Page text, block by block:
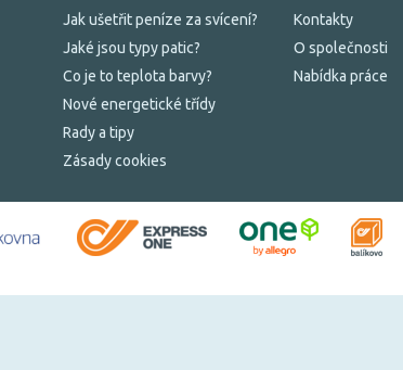
Jak ušetřit peníze za svícení?
Jaké jsou typy patic?
Co je to teplota barvy?
Nové energetické třídy
Rady a tipy
Zásady cookies
Kontakty
O společnosti
Nabídka práce